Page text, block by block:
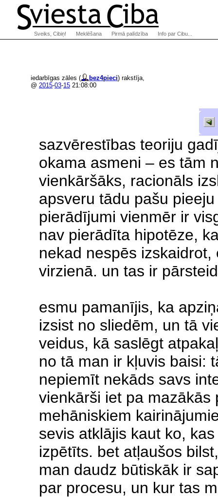
iedarbīgas zāles ( bez4pieci) rakstīja,
@ 2015-03-15 21:08:00
sazvērestības teoriju
okama asmeni – es tām
vienkāršāks, racionāls
apsveru tādu pašu
pierādījumi vienmēr ir
nav pierādīta hipotēze,
nekad nespēs
virzienā. un tas ir
esmu pamanījis, ka
izsist no sliedēm, un tā
veidus, kā saslēgt
no tā man ir kļuvis baisi:
nepiemīt nekāds savs
vienkārši iet pa
mehāniskiem
sevis atklājis kaut ko,
izpētīts. bet atļaušos
man daudz būtiskāk ir
par procesu, un kur tas
Sveiks, Cibiņ! Meklēšana Pirmā palīdzība Info par Cibu...